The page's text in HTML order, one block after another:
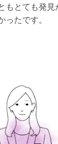
もとても発見
ったです。